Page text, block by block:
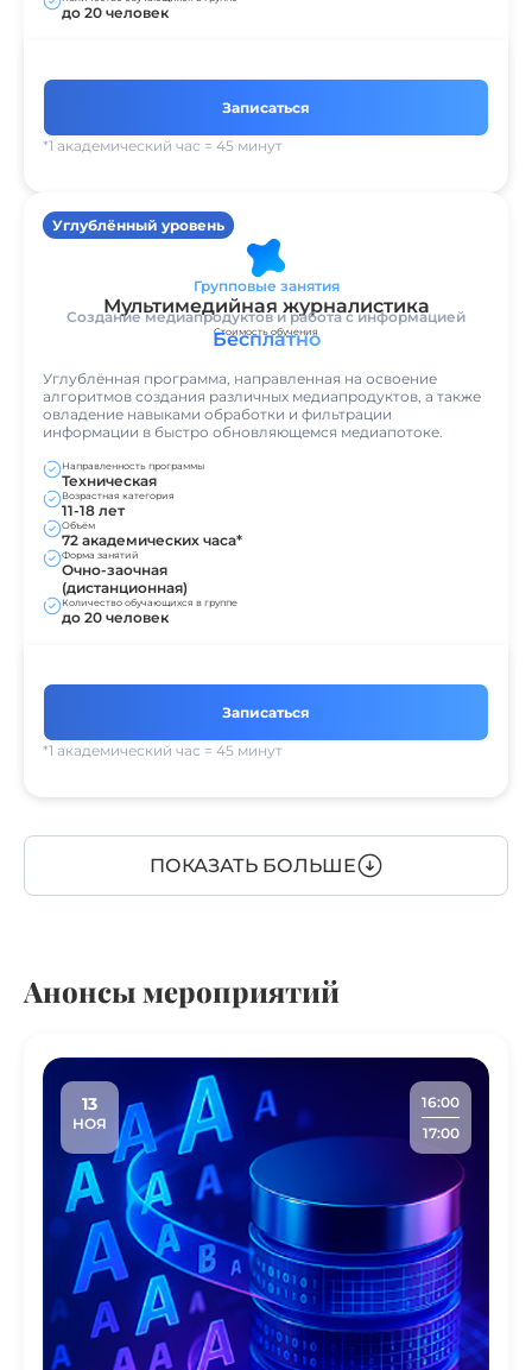
до 20 человек
Записаться
*1 академический час = 45 минут
Углублённый уровень
Групповые занятия
Мультимедийная журналистика
Создание медиапродуктов и работа с информацией
Стоимость обучения
Бесплатно
Углублённая программа, направленная на освоение
алгоритмов создания различных медиапродуктов, а также
овладение навыками обработки и фильтрации
информации в быстро обновляющемся медиапотоке.
Направленность программы
Техническая
Возрастная категория
11-18 лет
Объём
72 академических часа*
Форма занятий
Очно-заочная
(дистанционная)
Количество обучающихся в группе
до 20 человек
Записаться
*1 академический час = 45 минут
ПОКАЗАТЬ БОЛЬШЕ
Анонсы мероприятий
13
НОЯ
16:00
17:00